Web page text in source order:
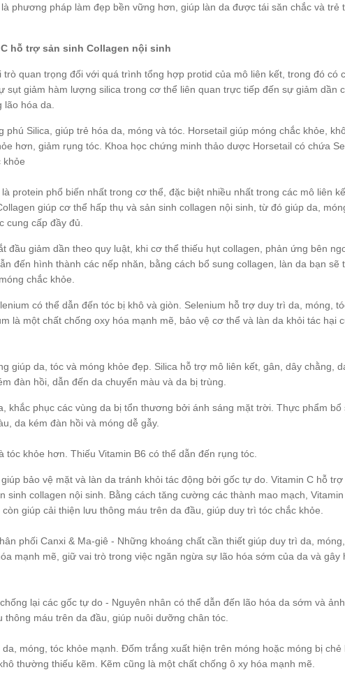
phương pháp làm đẹp bền vững hơn, giúp làn da được tái săn chắc và trẻ
hỗ trợ sản sinh Collagen nội sinh
quan trọng đối với quá trình tổng hợp protid của mô liên kết, trong đó có
sụt giảm hàm lượng silica trong cơ thể liên quan trực tiếp đến sự giảm dần
hóa da.
Silica, giúp trẻ hóa da, móng và tóc. Horsetail giúp móng chắc khỏe,
hơn, giảm rụng tóc. Khoa học chứng minh thảo dược Horsetail có chứa
khỏe
protein phổ biến nhất trong cơ thể, đặc biệt nhiều nhất trong các mô liên
giúp cơ thể hấp thụ và sản sinh collagen nội sinh, từ đó giúp da,
cung cấp đầy đủ.
đầu giảm dần theo quy luật, khi cơ thể thiếu hụt collagen, phản ứng bên
đến hình thành các nếp nhăn, bằng cách bổ sung collagen, làn da bạn sẽ
chắc khỏe.
có thể dẫn đến tóc bị khô và giòn. Selenium hỗ trợ duy trì da, móng,
là một chất chống oxy hóa mạnh mẽ, bảo vệ cơ thể và làn da khỏi tác hại
giúp da, tóc và móng khỏe đẹp. Silica hỗ trợ mô liên kết, gân, dây chằng,
đàn hồi, dẫn đến da chuyển màu và da bị trùng.
khắc phục các vùng da bị tổn thương bởi ánh sáng mặt trời. Thực phẩm bổ
da kém đàn hồi và móng dễ gẫy.
khỏe hơn. Thiếu Vitamin B6 có thể dẫn đến rụng tóc.
bảo vệ mặt và làn da tránh khỏi tác động bởi gốc tự do. Vitamin C hỗ
sinh collagen nội sinh. Bằng cách tăng cường các thành mao mạch, Vitamin
giúp cải thiện lưu thông máu trên da đầu, giúp duy trì tóc chắc khỏe.
phối Canxi & Ma-giê - Những khoáng chất cần thiết giúp duy trì da,
mạnh mẽ, giữ vai trò trong việc ngăn ngừa sự lão hóa sớm của da và gây
lại các gốc tự do - Nguyên nhân có thể dẫn đến lão hóa da sớm và
máu trên da đầu, giúp nuôi dưỡng chân tóc.
móng, tóc khỏe mạnh. Đốm trắng xuất hiện trên móng hoặc móng bị chẻ
thường thiếu kẽm. Kẽm cũng là một chất chống ô xy hóa mạnh mẽ.